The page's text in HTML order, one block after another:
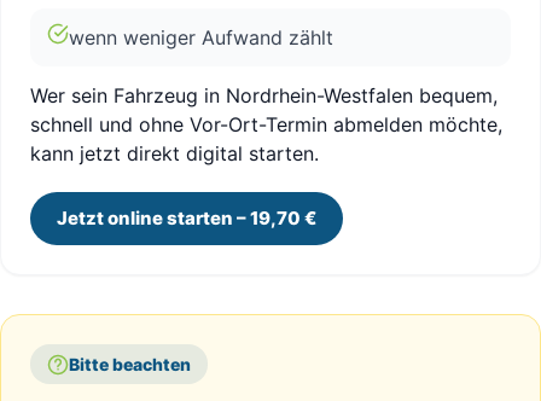
wenn weniger Aufwand zählt
Wer sein Fahrzeug in Nordrhein-Westfalen bequem,
schnell und ohne Vor-Ort-Termin abmelden möchte,
kann jetzt direkt digital starten.
Jetzt online starten – 19,70 €
Bitte beachten